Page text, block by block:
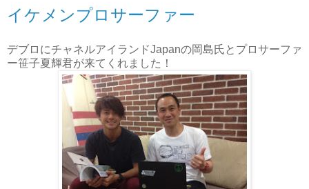
イケメンプロサーファー
デブロにチャネルアイランドJapanの岡島氏とプロサーファ
ー笹子夏輝君が来てくれました！